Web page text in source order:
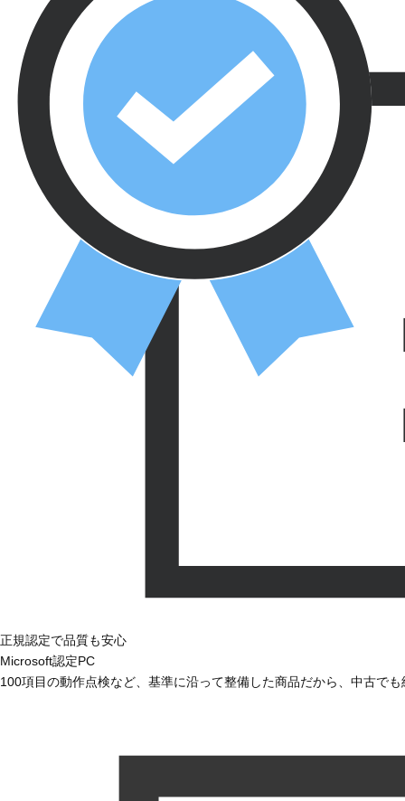
正規認定で品質も安心
Microsoft認定PC
100項目の動作点検など、基準に沿って整備した商品だから、中古で